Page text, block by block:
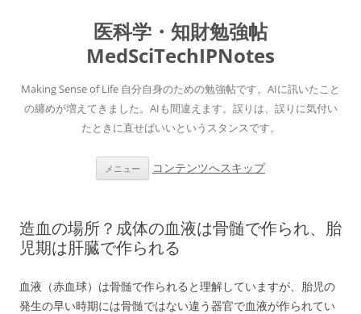
医科学・知財勉強帖
MedSciTechIPNotes
Making Sense of Life 自分自身のための勉強帖です。AIに訊いたこと
の纏めが増えてきました。AIも間違えます。誤りは、誤りに気付い
たときに直せばいいというスタンスです。
メニュー コンテンツへスキップ
造血の場所？成体の血液は骨髄で作られ、胎
児期は肝臓で作られる
血液（赤血球）は骨髄で作られると理解していますが、胎児の
発生の早い時期には骨髄ではない違う器官で血液が作られてい